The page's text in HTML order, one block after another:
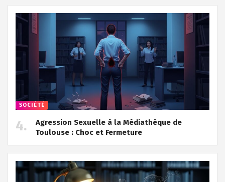
SOCIÉTÉ
Agression Sexuelle à la Médiathèque de
Toulouse : Choc et Fermeture